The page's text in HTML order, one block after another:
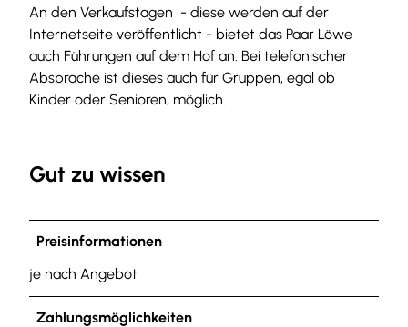
An den Verkaufstagen - diese werden auf der
Internetseite veröffentlicht - bietet das Paar Löwe
auch Führungen auf dem Hof an. Bei telefonischer
Absprache ist dieses auch für Gruppen, egal ob
Kinder oder Senioren, möglich.
Gut zu wissen
Preisinformationen
je nach Angebot
Zahlungsmöglichkeiten